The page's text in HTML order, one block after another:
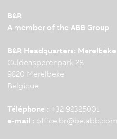
B&R
A member of the ABB Group
B&R Headquarters: Merelbeke
Guldensporenpark 28
9820 Merelbeke
Belgique
Téléphone : +32 92325001
e-mail : office.br@be.abb.com